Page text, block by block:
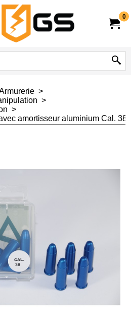
0
>
>
>
amortisseur aluminium Cal. 38